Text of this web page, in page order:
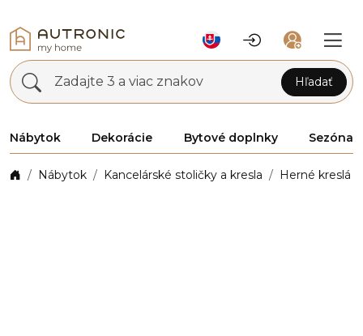
Zadajte 3 a viac znakov Hľadať
Nábytok Dekorácie Bytové doplnky Sezóna
Nábytok Kancelárské stoličky a kresla Herné kreslá